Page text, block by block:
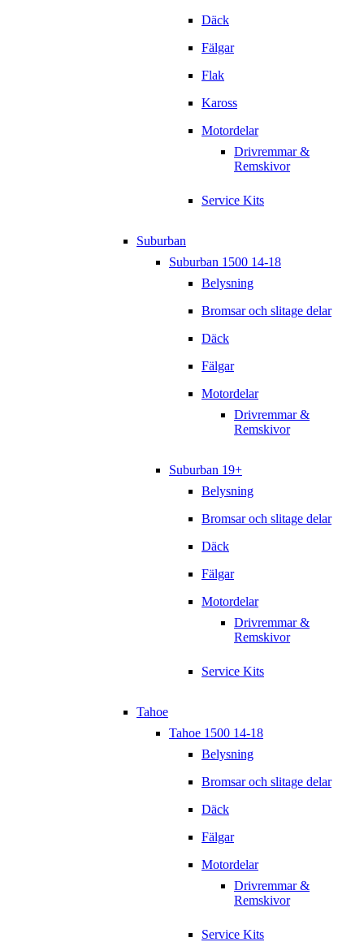
Däck
Fälgar
Flak
Kaross
Motordelar
Drivremmar &
Remskivor
Service Kits
Suburban
Suburban 1500 14-18
Belysning
Bromsar och slitage delar
Däck
Fälgar
Motordelar
Drivremmar &
Remskivor
Suburban 19+
Belysning
Bromsar och slitage delar
Däck
Fälgar
Motordelar
Drivremmar &
Remskivor
Service Kits
Tahoe
Tahoe 1500 14-18
Belysning
Bromsar och slitage delar
Däck
Fälgar
Motordelar
Drivremmar &
Remskivor
Service Kits